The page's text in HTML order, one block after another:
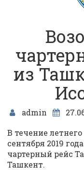
из
admin
В течение
сентября 2019
чартерный рейс
Ташкент.